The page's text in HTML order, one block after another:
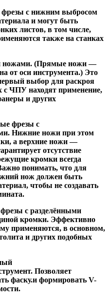
с нижним выбросом
и могут быть
листов, в том числе,
также на станках
(Прямые ножи —
от оси инструмента.) Это
выбор для раскроя
с ЧПУ находят применение,
и других
фрезы с
Нижние ножи при этом
а верхние ножи —
отсутствие
кромки всегда
понимать, что для
нож должен быть
чтобы не создавать
с разделёнными
кромки. Эффективно
применяются, в основном,
и других подобных
Позволяет
фаску.и формировать V-